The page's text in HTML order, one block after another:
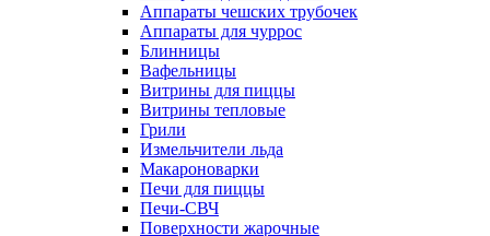
Аппараты чешских трубочек
Аппараты для чуррос
Блинницы
Вафельницы
Витрины для пиццы
Витрины тепловые
Грили
Измельчители льда
Макароноварки
Печи для пиццы
Печи-СВЧ
Поверхности жарочные